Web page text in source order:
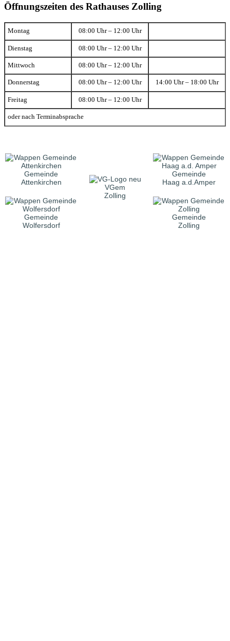
Öffnungszeiten des Rathauses Zolling
Montag 08:00 Uhr – 12:00 Uhr
Dienstag 08:00 Uhr – 12:00 Uhr
Mittwoch 08:00 Uhr – 12:00 Uhr
Donnerstag 08:00 Uhr – 12:00 Uhr 14:00 Uhr – 18:00 Uhr
Freitag 08:00 Uhr – 12:00 Uhr
oder nach Terminabsprache
Gemeinde
Attenkirchen
VGem
Zolling
Gemeinde
Haag a.d.Amper
Gemeinde
Wolfersdorf
Gemeinde
Zolling